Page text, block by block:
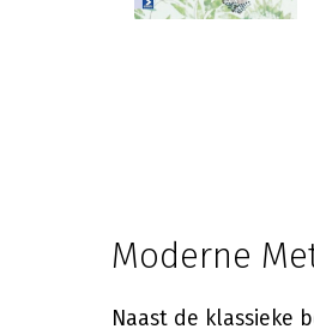
Moderne
Naast de klassieke